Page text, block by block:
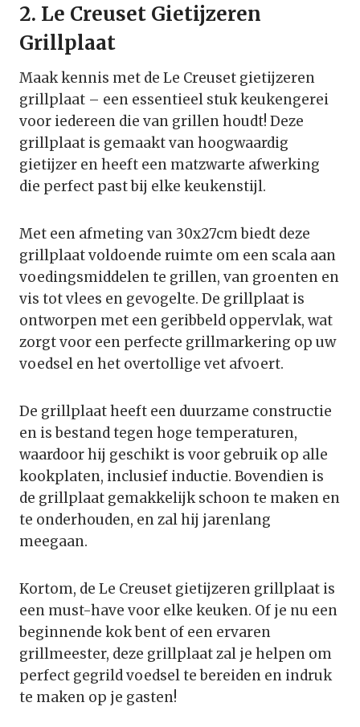
2. Le Creuset Gietijzeren
Grillplaat
Maak kennis met de Le Creuset gietijzeren
grillplaat – een essentieel stuk keukengerei
voor iedereen die van grillen houdt! Deze
grillplaat is gemaakt van hoogwaardig
gietijzer en heeft een matzwarte afwerking
die perfect past bij elke keukenstijl.
Met een afmeting van 30x27cm biedt deze
grillplaat voldoende ruimte om een scala aan
voedingsmiddelen te grillen, van groenten en
vis tot vlees en gevogelte. De grillplaat is
ontworpen met een geribbeld oppervlak, wat
zorgt voor een perfecte grillmarkering op uw
voedsel en het overtollige vet afvoert.
De grillplaat heeft een duurzame constructie
en is bestand tegen hoge temperaturen,
waardoor hij geschikt is voor gebruik op alle
kookplaten, inclusief inductie. Bovendien is
de grillplaat gemakkelijk schoon te maken en
te onderhouden, en zal hij jarenlang
meegaan.
Kortom, de Le Creuset gietijzeren grillplaat is
een must-have voor elke keuken. Of je nu een
beginnende kok bent of een ervaren
grillmeester, deze grillplaat zal je helpen om
perfect gegrild voedsel te bereiden en indruk
te maken op je gasten!